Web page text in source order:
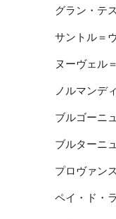
グラン・テ
サントル＝
ヌーヴェル
ノルマンデ
ブルゴーニ
ブルターニュ
プロヴァン
ペイ・ド・